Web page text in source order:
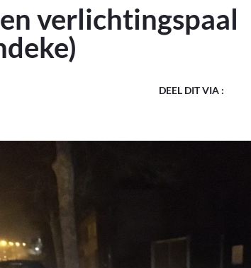
verlichtingspaal
DEEL DIT VIA :